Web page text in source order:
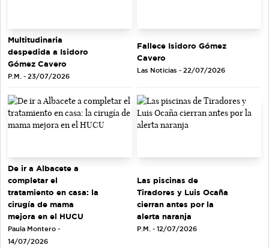
Multitudinaria
despedida a Isidoro
Gómez Cavero
P.M. - 23/07/2026
Fallece Isidoro Gómez
Cavero
Las Noticias - 22/07/2026
De ir a Albacete a
completar el
tratamiento en casa: la
cirugía de mama
mejora en el HUCU
Paula Montero -
14/07/2026
Las piscinas de
Tiradores y Luis Ocaña
cierran antes por la
alerta naranja
P.M. - 12/07/2026